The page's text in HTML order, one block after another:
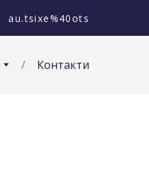
au.tsixe%40ots
Контакти